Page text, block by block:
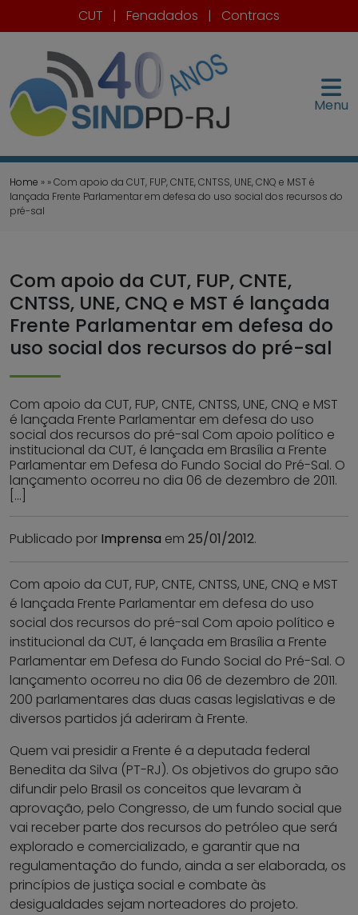
CUT | Fenadados | Contracs
Menu
Home » » Com apoio da CUT, FUP, CNTE, CNTSS, UNE, CNQ e MST é
lançada Frente Parlamentar em defesa do uso social dos recursos do
pré-sal
Com apoio da CUT, FUP, CNTE,
CNTSS, UNE, CNQ e MST é lançada
Frente Parlamentar em defesa do
uso social dos recursos do pré-sal
Com apoio da CUT, FUP, CNTE, CNTSS, UNE, CNQ e MST
é lançada Frente Parlamentar em defesa do uso
social dos recursos do pré-sal Com apoio político e
institucional da CUT, é lançada em Brasília a Frente
Parlamentar em Defesa do Fundo Social do Pré-Sal. O
lançamento ocorreu no dia 06 de dezembro de 2011.
[…]
Publicado por Imprensa em 25/01/2012.
Com apoio da CUT, FUP, CNTE, CNTSS, UNE, CNQ e MST
é lançada Frente Parlamentar em defesa do uso
social dos recursos do pré-sal Com apoio político e
institucional da CUT, é lançada em Brasília a Frente
Parlamentar em Defesa do Fundo Social do Pré-Sal. O
lançamento ocorreu no dia 06 de dezembro de 2011.
200 parlamentares das duas casas legislativas e de
diversos partidos já aderiram à Frente.
Quem vai presidir a Frente é a deputada federal
Benedita da Silva (PT-RJ). Os objetivos do grupo são
difundir pelo Brasil os conceitos que levaram à
aprovação, pelo Congresso, de um fundo social que
vai receber parte dos recursos do petróleo que será
explorado e comercializado, e garantir que na
regulamentação do fundo, ainda a ser elaborada, os
princípios de justiça social e combate às
desigualdades sejam norteadores do projeto.